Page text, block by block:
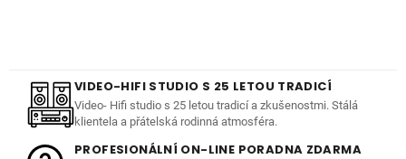
VIDEO-HIFI STUDIO S 25 LETOU TRADICÍ
Video- Hifi studio s 25 letou tradicí a zkušenostmi. Stálá
klientela a přátelská rodinná atmosféra.
PROFESIONÁLNÍ ON-LINE PORADNA ZDARMA